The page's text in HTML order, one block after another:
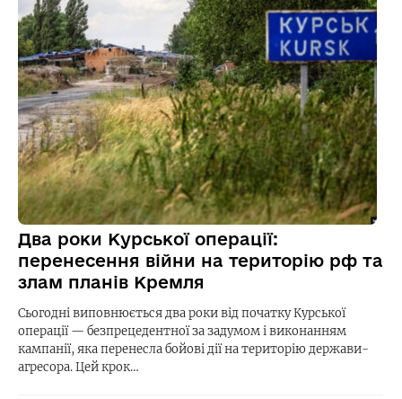
Два роки Курської операції:
перенесення війни на територію рф та
злам планів Кремля
Сьогодні виповнюється два роки від початку Курської
операції — безпрецедентної за задумом і виконанням
кампанії, яка перенесла бойові дії на територію держави-
агресора. Цей крок…